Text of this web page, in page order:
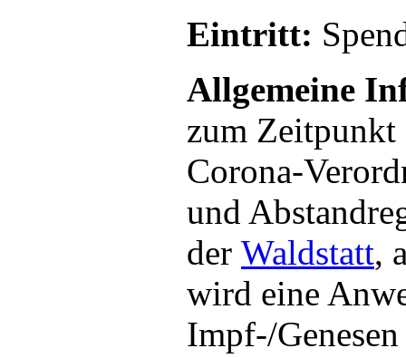
Eintritt:
Allgemeine
zum Zeitpunkt
Corona-
und
der Waldstatt,
wird eine
Impf-/